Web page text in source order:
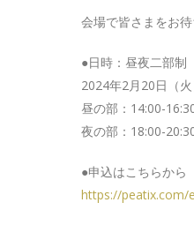
会場で皆さまをお待
●日時：昼夜二部制
2024年2月20日（火
昼の部：14:00-
夜の部：18:00-
●申込はこちらから
https://peatix.com/